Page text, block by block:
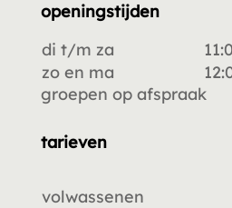
openingstijden
di t/m za
zo en ma
groepen op afspraak
tarieven
volwassenen